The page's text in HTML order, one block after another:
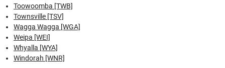
Toowoomba [TWB]
Townsville [TSV]
Wagga Wagga [WGA]
Weipa [WEI]
Whyalla [WYA]
Windorah [WNR]